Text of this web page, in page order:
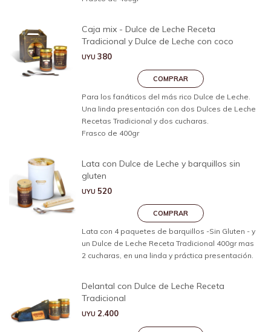
Caja mix - Dulce de Leche Receta
Tradicional y Dulce de Leche con coco
UYU 380
Para los fanáticos del más rico Dulce de Leche.
Una linda presentación con dos Dulces de Leche
Recetas Tradicional y dos cucharas.
Frasco de 400gr
Lata con Dulce de Leche y barquillos sin
gluten
UYU 520
Lata con 4 paquetes de barquillos -Sin Gluten - y
un Dulce de Leche Receta Tradicional 400gr mas
2 cucharas, en una linda y práctica presentación.
Delantal con Dulce de Leche Receta
Tradicional
UYU 2.400